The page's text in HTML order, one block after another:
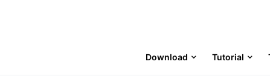
Download Tutorial